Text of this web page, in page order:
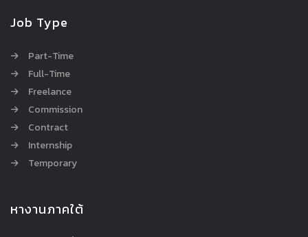
Job Type
Part-Time
Full-Time
Freelance
Commission
Contract
Internship
Temporary
หางานภาคใต้